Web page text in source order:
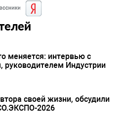
меняется: интервью с
Индустрии
своей жизни, обсудили
2026